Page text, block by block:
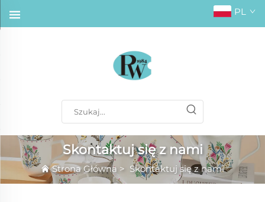
PL
Skontaktuj się z nami
Strona Główna > Skontaktuj się z nami